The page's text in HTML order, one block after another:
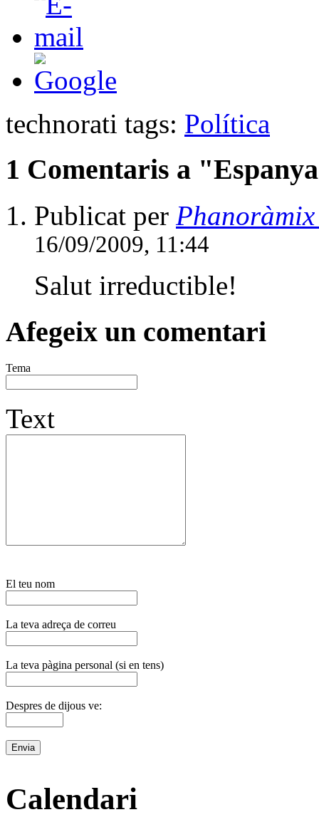
technorati tags: Política
1 Comentaris a
Publicat per
16/09/2009, 11:44
Salut irreductible!
Afegeix un comentari
Tema
Text
El teu nom
La teva adreça de correu
La teva pàgina personal (si en tens)
Despres de dijous ve:
Calendari